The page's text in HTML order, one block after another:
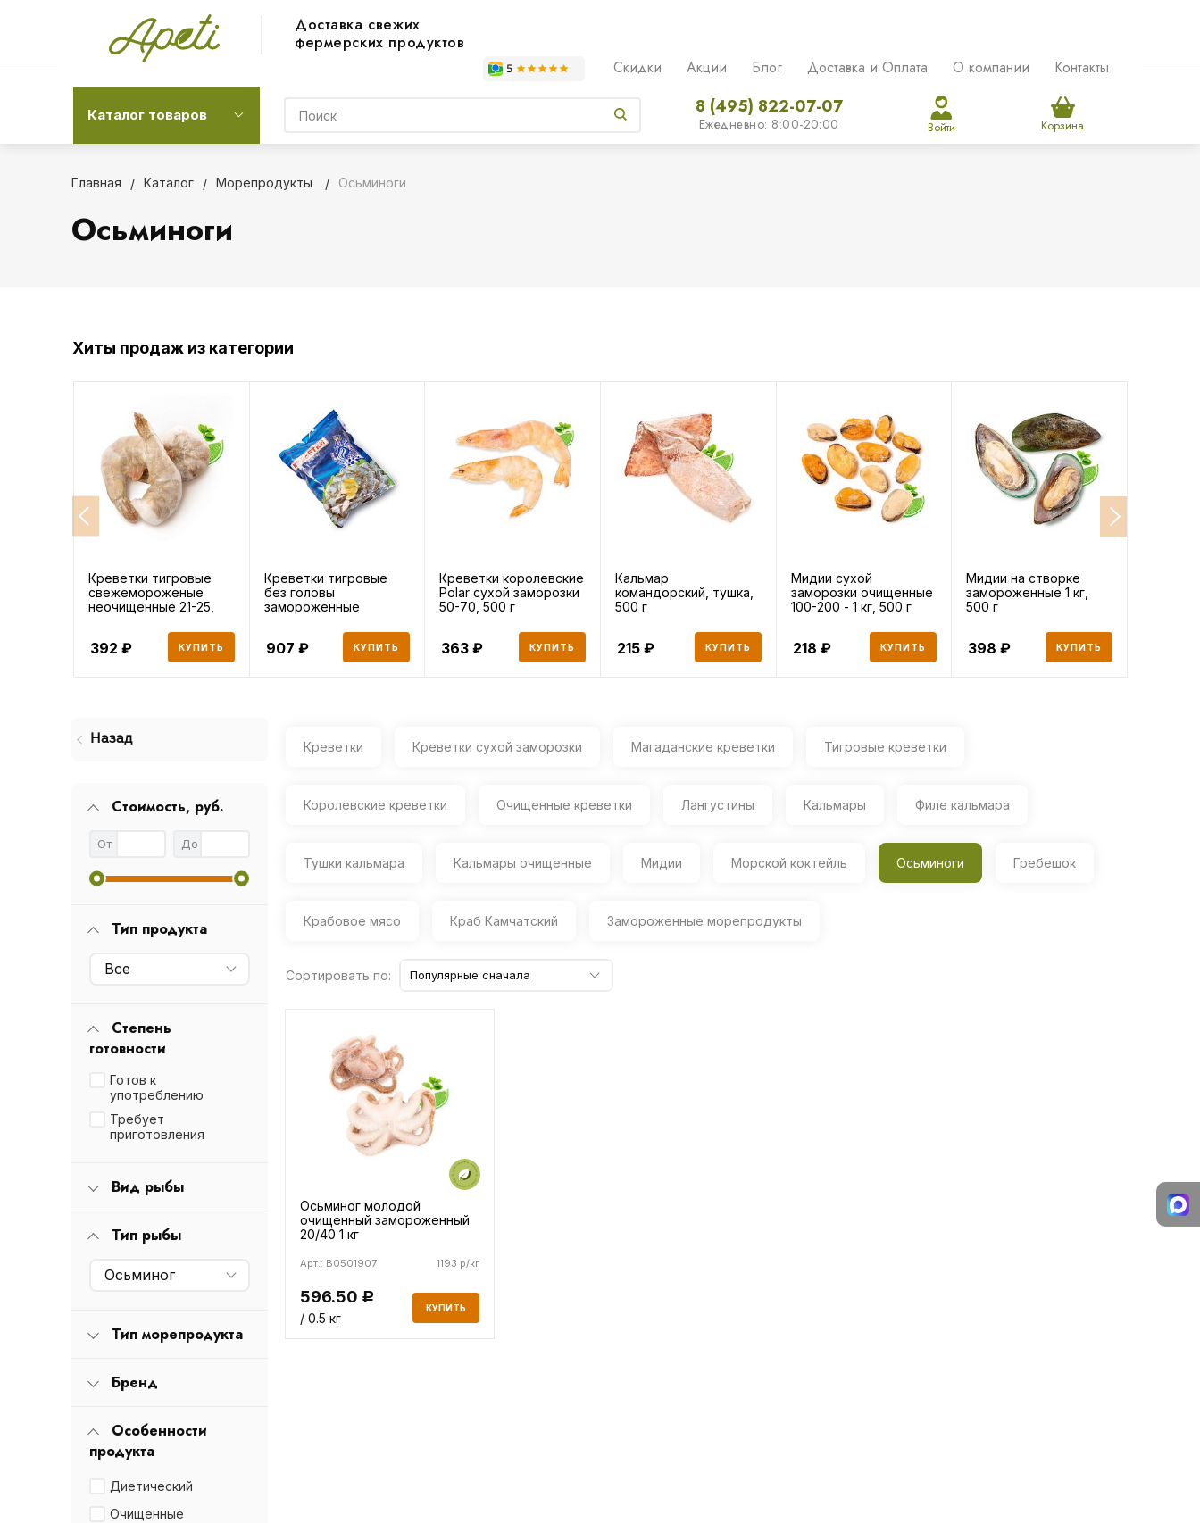
Доставка свежих
фермерских продуктов
Скидки Акции Блог Доставка и Оплата О компании Контакты
Каталог товаров 8 (495) 822-07-07
Ежедневно: 8:00-20:00 Войти Корзина
Главная Каталог Морепродукты Осьминоги
Осьминоги
Хиты продаж из категории
Креветки тигровые
свежемороженые
неочищенные 21-25,
392 КУПИТЬ
Креветки тигровые
без головы
замороженные
907 КУПИТЬ
Креветки королевские
Polar сухой заморозки
50-70, 500 г
363 КУПИТЬ
Кальмар
командорский, тушка,
500 г
215 КУПИТЬ
Мидии сухой
заморозки очищенные
100-200 - 1 кг, 500 г
218 КУПИТЬ
Мидии на створке
замороженные 1 кг,
500 г
398 КУПИТЬ
Назад
Стоимость, руб.
От До
Тип продукта
Все
Степень
готовности
Готов к
употреблению
Требует
приготовления
Вид рыбы
Тип рыбы
Осьминог
Тип морепродукта
Бренд
Особенности
продукта
Диетический
Очищенные
Креветки Креветки сухой заморозки Магаданские креветки Тигровые креветки
Королевские креветки Очищенные креветки Лангустины Кальмары Филе кальмара
Тушки кальмара Кальмары очищенные Мидии Морской коктейль Осьминоги Гребешок
Крабовое мясо Краб Камчатский Замороженные морепродукты
Сортировать по: Популярные сначала
Осьминог молодой
очищенный замороженный
20/40 1 кг
1193 р/кг
Арт.: B0501907
596.50 Р
/ 0.5 кг
КУПИТЬ